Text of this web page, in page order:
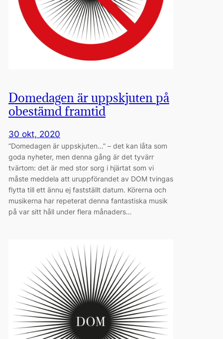
Domedagen är uppskjuten på
obestämd framtid
30 okt, 2020
”Domedagen är uppskjuten…” – det kan låta som
goda nyheter, men denna gång är det tyvärr
tvärtom: det är med stor sorg i hjärtat som vi
måste meddela att uruppförandet av DOM tvingas
flytta till ett ännu ej fastställt datum. Körerna och
musikerna har repeterat denna fantastiska musik
på var sitt håll under flera månaders…